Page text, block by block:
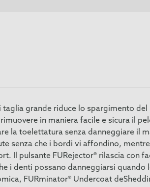
grande riduce lo spargimento
in maniera facile e sicura il
la toelettatura senza danneggiare il
senza che i bordi vi affondino,
Il pulsante FURejector® rilascia con
i denti possano danneggiarsi quando
FURminator® Undercoat